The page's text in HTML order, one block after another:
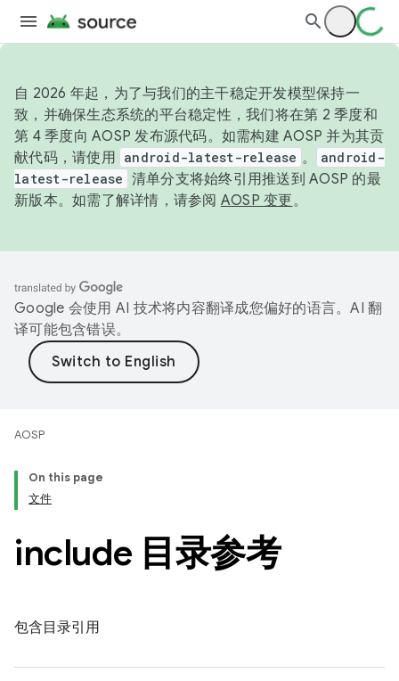
自 2026 年起，为了与我们的主干稳定开发模型保持一
致，并确保生态系统的平台稳定性，我们将在第 2 季度和
第 4 季度向 AOSP 发布源代码。如需构建 AOSP 并为其贡
献代码，请使用 android-latest-release 。
android-
latest-release 清单分支将始终引用推送到 AOSP 的最
新版本。如需了解详情，请参阅 AOSP 变更。
Google 会使用 AI 技术将内容翻译成您偏好的语言。AI 翻
译可能包含错误。
AOSP
On this page
文件
include 目录参考
包含目录引用